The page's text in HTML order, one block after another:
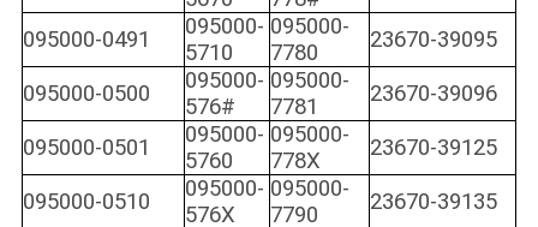
095000-0491
095000-
5710
095000-
7780
23670-39095
095000-0500
095000-
576#
095000-
7781
23670-39096
095000-0501
095000-
5760
095000-
778X
23670-39125
095000-0510
095000-
576X
095000-
7790
23670-39135